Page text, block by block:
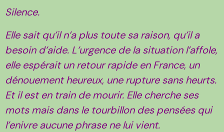
Silence.
Elle sait qu’il n’a plus toute sa raison, qu’il a
besoin d’aide. L’urgence de la situation l’affole,
elle espérait un retour rapide en France, un
dénouement heureux, une rupture sans heurts.
Et il est en train de mourir. Elle cherche ses
mots mais dans le tourbillon des pensées qui
l’enivre aucune phrase ne lui vient.